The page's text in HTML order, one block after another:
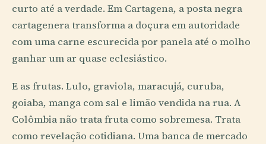
curto até a verdade. Em Cartagena, a posta negra
cartagenera transforma a doçura em autoridade
com uma carne escurecida por panela até o molho
ganhar um ar quase eclesiástico.
E as frutas. Lulo, graviola, maracujá, curuba,
goiaba, manga com sal e limão vendida na rua. A
Colômbia não trata fruta como sobremesa. Trata
como revelação cotidiana. Uma banca de mercado